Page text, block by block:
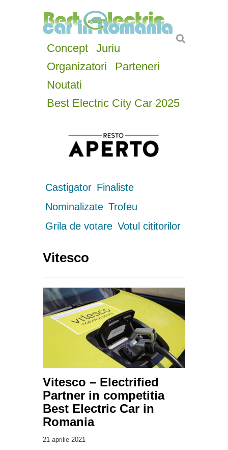
Concept
Juriu
Organizatori
Parteneri
Noutati
Best Electric City Car 2025
Castigator Finaliste
Nominalizate Trofeu
Grila de votare Votul cititorilor
Vitesco
Vitesco – Electrified
Partner in competitia
Best Electric Car in
Romania
21 aprilie 2021